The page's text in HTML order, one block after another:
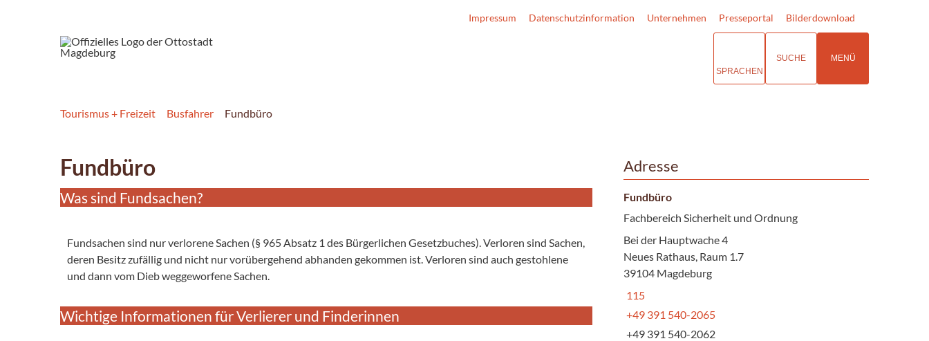
Impressum Datenschutzinformation Unternehmen Presseportal Bilderdownload
SPRACHEN
SUCHE MENÜ
Tourismus + Freizeit Busfahrer Fundbüro
Fundbüro
Was sind Fundsachen?
Fundsachen sind nur verlorene Sachen (§ 965 Absatz 1 des Bürgerlichen Gesetzbuches). Verloren sind Sachen,
deren Besitz zufällig und nicht nur vorübergehend abhanden gekommen ist. Verloren sind auch gestohlene
und dann vom Dieb weggeworfene Sachen.
Wichtige Informationen für Verlierer und Finderinnen
Adresse
Fundbüro
Fachbereich Sicherheit und Ordnung
Bei der Hauptwache 4
Neues Rathaus, Raum 1.7
39104 Magdeburg
115
+49 391 540-2065
+49 391 540-2062